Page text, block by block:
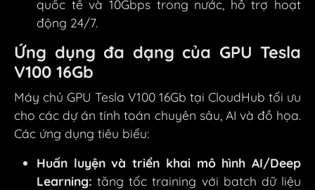
quốc tế và 10Gbps trong nước, hỗ trợ hoạt
động 24/7.
Ứng dụng đa dạng của GPU Tesla
V100 16Gb
Máy chủ GPU Tesla V100 16Gb tại CloudHub tối ưu
cho các dự án tính toán chuyên sâu, AI và đồ họa.
Các ứng dụng tiêu biểu:
Huấn luyện và triển khai mô hình AI/Deep
Learning: tăng tốc training với batch dữ liệu